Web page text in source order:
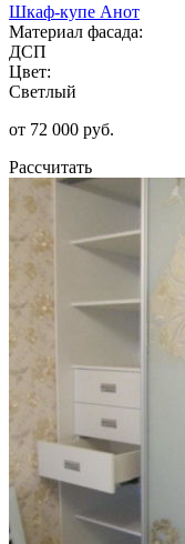
Шкаф-купе Анот
Материал фасада:
ДСП
Цвет:
Светлый
от 72 000 руб.
Рассчитать